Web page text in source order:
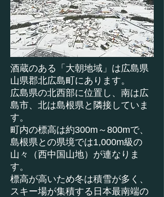
酒蔵のある「大朝地域」は広島県
山県郡北広島町にあります。
広島県の北西部に位置し、南は広
島市、北は島根県と隣接していま
す。
町内の標高は約300m～800mで、
島根県との県境では1,000m級の
山々（西中国山地）が連なりま
す。
標高が高いため冬は積雪が多く、
スキー場が集積する日本最南端の